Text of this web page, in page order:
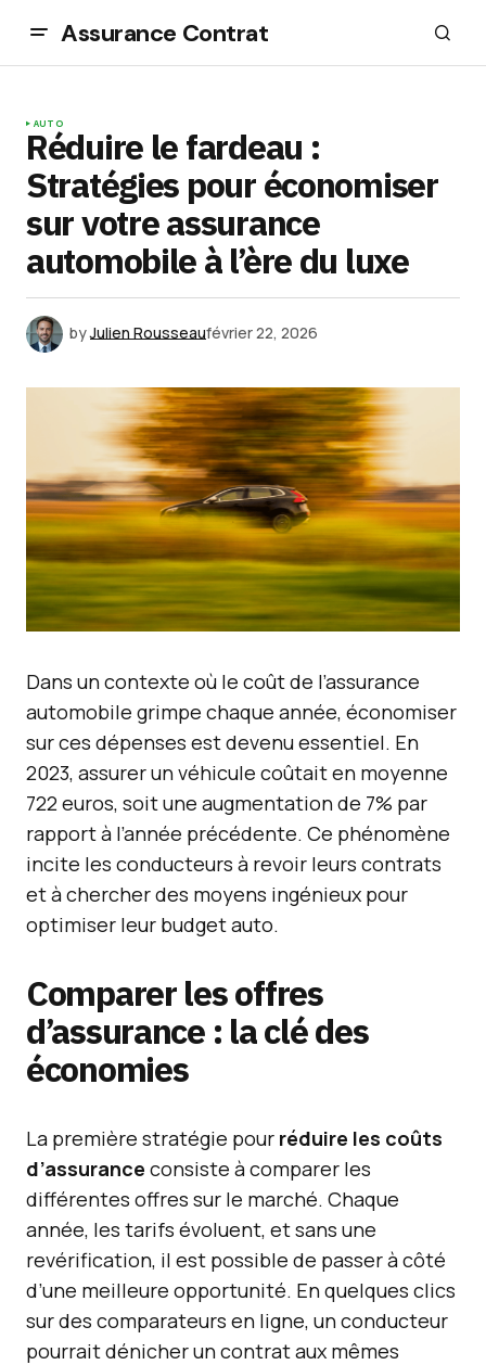
Assurance Contrat
AUTO
Réduire le fardeau :
Stratégies pour économiser
sur votre assurance
automobile à l’ère du luxe
byJulien Rousseaufévrier 22, 2026
Dans un contexte où le coût de l’assurance
automobile grimpe chaque année, économiser
sur ces dépenses est devenu essentiel. En
2023, assurer un véhicule coûtait en moyenne
722 euros, soit une augmentation de 7% par
rapport à l’année précédente. Ce phénomène
incite les conducteurs à revoir leurs contrats
et à chercher des moyens ingénieux pour
optimiser leur budget auto.
Comparer les offres
d’assurance : la clé des
économies
La première stratégie pour réduire les coûts
d’assurance consiste à comparer les
différentes offres sur le marché. Chaque
année, les tarifs évoluent, et sans une
revérification, il est possible de passer à côté
d’une meilleure opportunité. En quelques clics
sur des comparateurs en ligne, un conducteur
pourrait dénicher un contrat aux mêmes